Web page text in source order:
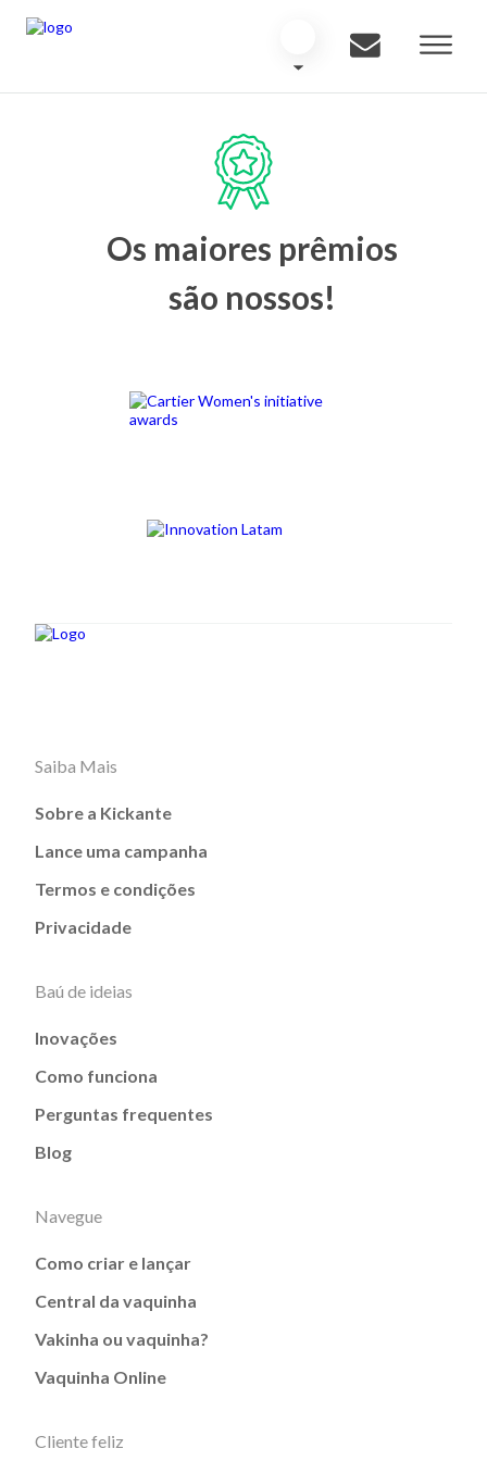
Os maiores prêmios
são nossos!
Saiba Mais
Sobre a Kickante
Lance uma campanha
Termos e condições
Privacidade
Baú de ideias
Inovações
Como funciona
Perguntas frequentes
Blog
Navegue
Como criar e lançar
Central da vaquinha
Vakinha ou vaquinha?
Vaquinha Online
Cliente feliz